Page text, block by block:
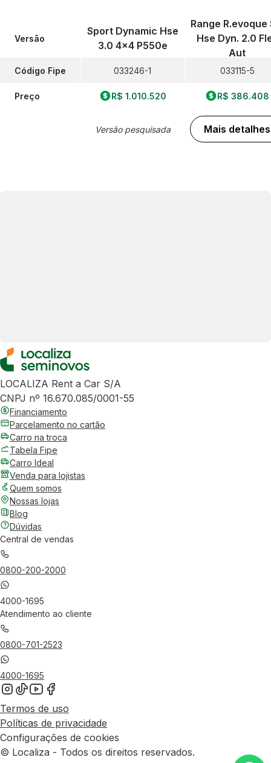
Versão
Código Fipe
Preço
Sport Dynamic Hse
3.0 4x4 P550e
033246-1
R$ 1.010.520
Versão pesquisada
Range R.evoque
Hse Dyn. 2.0
Aut
033115-5
R$ 386.408
Mais detalhes
LOCALIZA Rent a Car S/A
CNPJ nº 16.670.085/0001-55
Financiamento
Parcelamento no cartão
Carro na troca
Tabela Fipe
Carro Ideal
Venda para lojistas
Quem somos
Nossas lojas
Blog
Dúvidas
Central de vendas
0800-200-2000
4000-1695
Atendimento ao cliente
0800-701-2523
4000-1695
Termos de uso
Políticas de privacidade
Configurações de cookies
© Localiza - Todos os direitos reservados.